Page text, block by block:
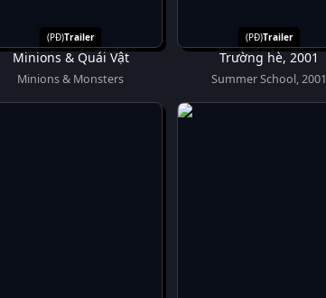
Trailer
Minions & Quái Vật
Minions & Monsters
Trailer
Trường hè, 2001
Summer School, 2001